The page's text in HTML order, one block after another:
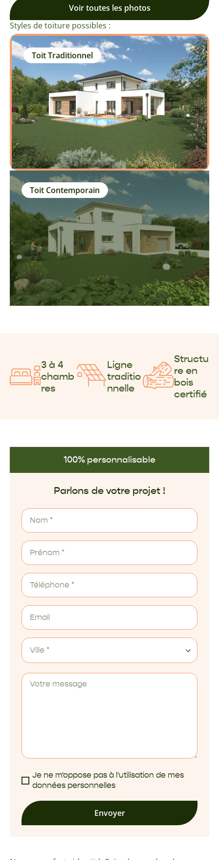
Voir toutes les photos
Styles de toiture possibles :
Toit Traditionnel
Toit Contemporain
3 à 4
chamb
res
Ligne
traditio
nnelle
Structu
re en
bois
certifié
100% personnalisable
Parlons de votre projet !
Ville *
Je ne m'oppose pas à l'utilisation de mes
données personnelles
Envoyer